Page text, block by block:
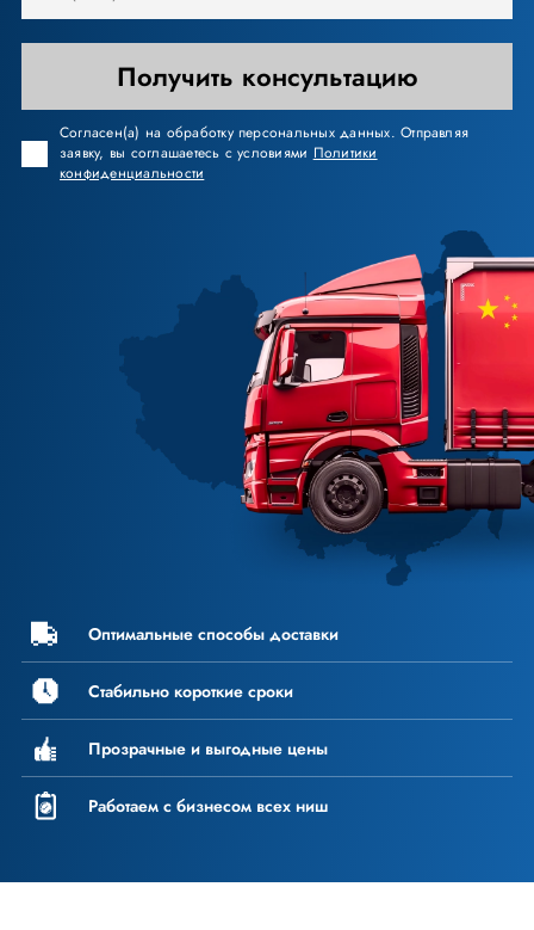
Получить консультацию
Согласен(а) на обработку персональных данных. Отправляя
заявку, вы соглашаетесь с условиями Политики
конфиденциальности
Оптимальные способы доставки
Стабильно короткие сроки
Прозрачные и выгодные цены
Работаем с бизнесом всех ниш